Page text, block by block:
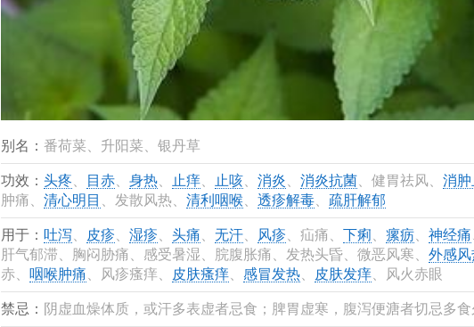
别名： 番荷菜、升阳菜、银丹草
功效： 头疼 目赤、 身热、 止痒、 止咳、 消炎 消炎抗菌、健胃祛风、 消肿
肿痛、 清心明目 、发散风热、 清利咽喉 透疹解毒、 疏肝解郁
用于： 吐泻、 皮疹 湿疹 头痛 无汗、 风疹 、疝痛、 下痢 瘰疬、 神经痛
肝气郁滞、胸闷胁痛、感受暑湿、脘腹胀痛、发热头昏、微恶风寒、 外感风
赤、 咽喉肿痛 、风疹瘙痒、 皮肤瘙痒、 感冒发热、 皮肤发痒、风火赤眼
禁忌： 阴虚血燥体质，或汗多表虚者忌食；脾胃虚寒，腹泻便溏者切忌多食